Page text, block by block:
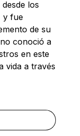
los
y fue
de su
conoció a
en este
vida a través